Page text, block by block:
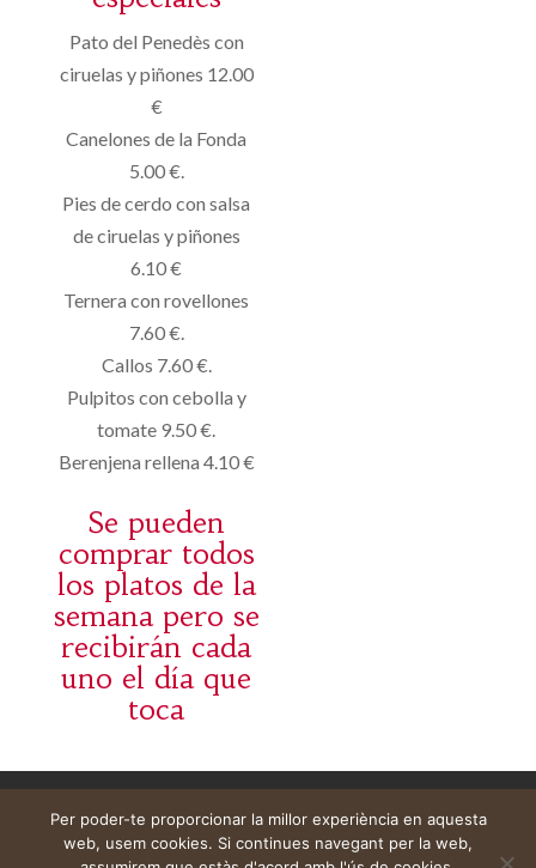
Pato del Penedès con
ciruelas y piñones 12.00
€
Canelones de la Fonda
5.00 €.
Pies de cerdo con salsa
de ciruelas y piñones
6.10 €
Ternera con rovellones
7.60 €.
Callos 7.60 €.
Pulpitos con cebolla y
tomate 9.50 €.
Berenjena rellena 4.10 €
Se pueden
comprar todos
los platos de la
semana pero se
recibirán cada
uno el día que
toca
Per poder-te proporcionar la millor experiència en aquesta
web, usem cookies. Si continues navegant per la web,